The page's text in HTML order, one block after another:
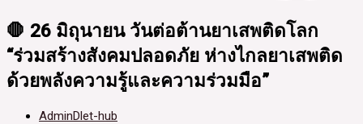
🛑 26 มิถุนายน วันต่อต้านยาเสพติดโลก
“ร่วมสร้างสังคมปลอดภัย ห่างไกลยาเสพติด
ด้วยพลังความรู้และความร่วมมือ”
AdminDlet-hub